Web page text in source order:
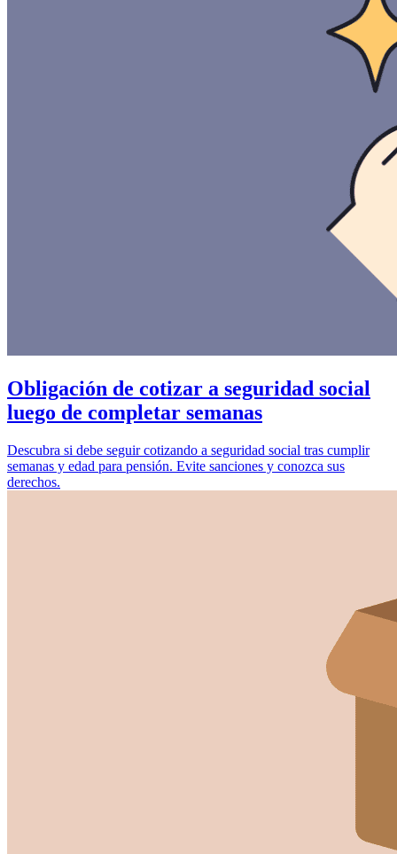
Obligación de cotizar a seguridad social
luego de completar semanas
Descubra si debe seguir cotizando a seguridad social tras cumplir
semanas y edad para pensión. Evite sanciones y conozca sus
derechos.